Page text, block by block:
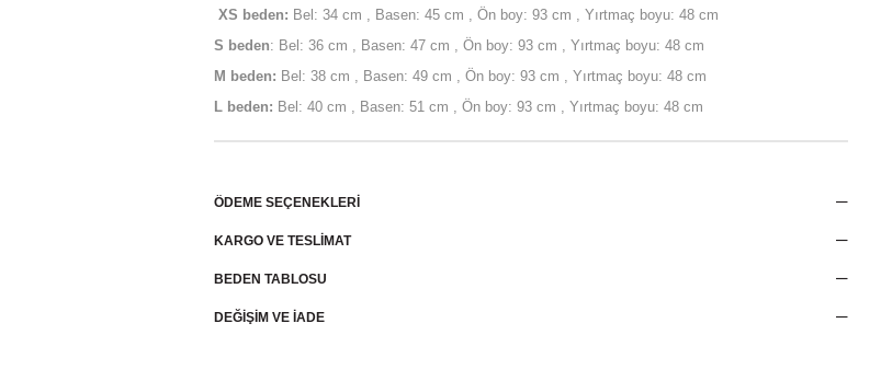
XS beden: Bel: 34 cm , Basen: 45 cm , Ön boy: 93 cm , Yırtmaç boyu: 48 cm
S beden: Bel: 36 cm , Basen: 47 cm , Ön boy: 93 cm , Yırtmaç boyu: 48 cm
M beden: Bel: 38 cm , Basen: 49 cm , Ön boy: 93 cm , Yırtmaç boyu: 48 cm
L beden: Bel: 40 cm , Basen: 51 cm , Ön boy: 93 cm , Yırtmaç boyu: 48 cm
ÖDEME SEÇENEKLERI
KARGO VE TESLİMAT
BEDEN TABLOSU
DEĞİŞİM VE İADE